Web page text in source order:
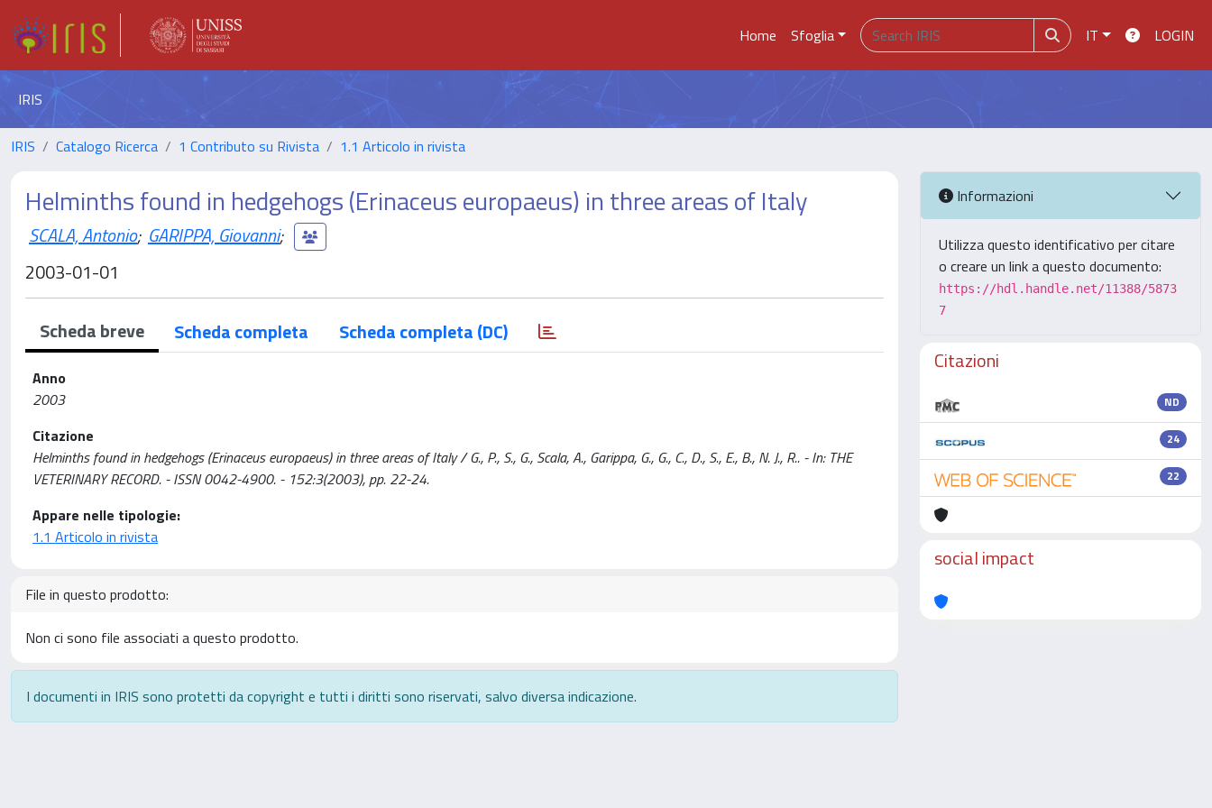
Home Sfoglia IT LOGIN
IRIS
IRIS Catalogo Ricerca 1 Contributo su Rivista 1.1 Articolo in rivista
Helminths found in hedgehogs (Erinaceus europaeus) in three areas of Italy
SCALA, Antonio; GARIPPA, Giovanni;
2003-01-01
Scheda breve Scheda completa Scheda completa (DC)
Anno
2003
Citazione
Helminths found in hedgehogs (Erinaceus europaeus) in three areas of Italy / G., P., S., G., Scala, A., Garippa, G., G., C., D., S., E., B., N. J., R.. - In: THE
VETERINARY RECORD. - ISSN 0042-4900. - 152:3(2003), pp. 22-24.
Appare nelle tipologie:
1.1 Articolo in rivista
File in questo prodotto:
Non ci sono file associati a questo prodotto.
I documenti in IRIS sono protetti da copyright e tutti i diritti sono riservati, salvo diversa indicazione.
Informazioni
Utilizza questo identificativo per citare
o creare un link a questo documento:
https://hdl.handle.net/11388/5873
7
Citazioni
ND
24
22
social impact